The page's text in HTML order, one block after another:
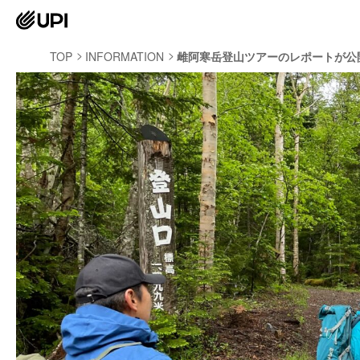
TOP INFORMATION 雌阿寒岳登山ツアーのレポートが公